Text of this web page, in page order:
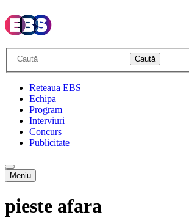
Caută
Reteaua EBS
Echipa
Program
Interviuri
Concurs
Publicitate
Meniu
pieste afara